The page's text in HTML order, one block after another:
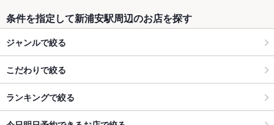
条件を指定して新浦安駅周辺のお店を探す
ジャンルで絞る
こだわりで絞る
ランキングで絞る